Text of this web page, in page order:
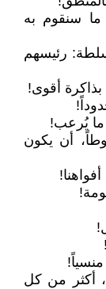
ما سنقوم به
رئيسهم
بذاكرة أقوى!
ما يُرعب!
أن يكون
أكثر من كل